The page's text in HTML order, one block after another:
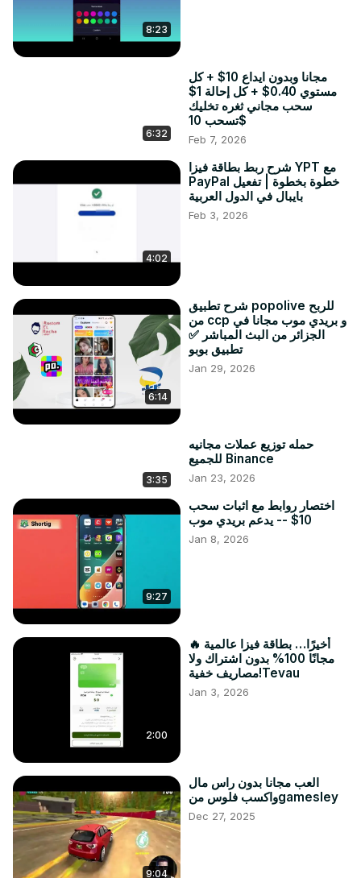
8:23
6:32
مجانا وبدون ايداع 10$ + كل
مستوي 0.40$ + كل إحالة 1$
سحب مجاني ثغره تخليك
تسحب 10$
Feb 7, 2026
4:02
شرح ربط بطاقة فيزا YPT مع
PayPal خطوة بخطوة | تفعيل
بايبال في الدول العربية
Feb 3, 2026
6:14
شرح تطبيق popolive للربح
من ccp و بريدي موب مجانا في
الجزائر من البث المباشر ✅
تطبيق بوبو
Jan 29, 2026
3:35
حمله توزيع عملات مجانيه
للجميع Binance
Jan 23, 2026
9:27
اختصار روابط مع اثبات سحب
10$ -- يدعم بريدي موب
Jan 8, 2026
2:00
🔥 أخيرًا… بطاقة فيزا عالمية
مجانًا 100% بدون اشتراك ولا
مصاريف خفية!Tevau
Jan 3, 2026
9:04
العب مجانا بدون راس مال
واكسب فلوس منgamesley
Dec 27, 2025